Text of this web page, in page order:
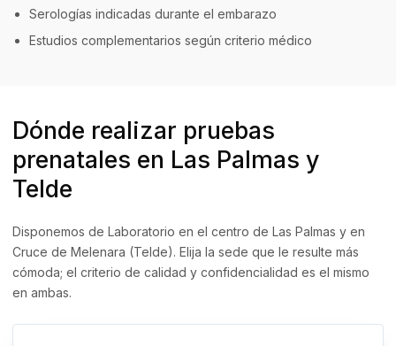
Serologías indicadas durante el embarazo
Estudios complementarios según criterio médico
Dónde realizar pruebas
prenatales en Las Palmas y
Telde
Disponemos de Laboratorio en el centro de Las Palmas y en
Cruce de Melenara (Telde). Elija la sede que le resulte más
cómoda; el criterio de calidad y confidencialidad es el mismo
en ambas.